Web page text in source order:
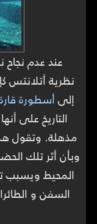
عند عدم نجاح
نظرية أتلانتس
إلىأسطورة
التاريخ على
مذهلة. وتقول
وبأن أثر تلك
المحيط ويسبب
السفن و